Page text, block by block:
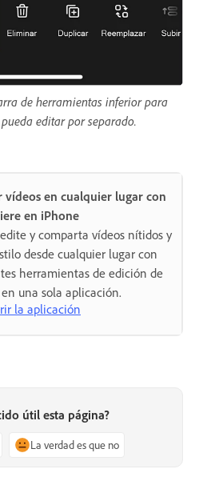
de herramientas inferior para
editar por separado.
vídeos en cualquier lugar con
en iPhone
y comparta vídeos nítidos y
desde cualquier lugar con
herramientas de edición de
una sola aplicación.
la aplicación
útil esta página?
La verdad es que no